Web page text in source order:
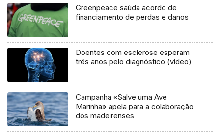
Greenpeace saúda acordo de
financiamento de perdas e danos
Doentes com esclerose esperam
três anos pelo diagnóstico (vídeo)
Campanha «Salve uma Ave
Marinha» apela para a colaboração
dos madeirenses